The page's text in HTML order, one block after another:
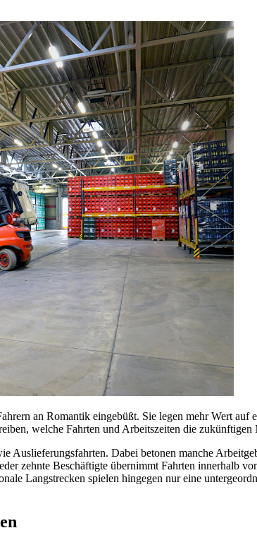
an Romantik eingebüßt. Sie legen mehr Wert
welche Fahrten und Arbeitszeiten die
Dabei betonen manche
zehnte Beschäftigte übernimmt Fahrten innerhalb
Langstrecken spielen hingegen nur eine